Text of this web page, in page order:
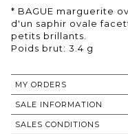
* BAGUE marguerite
d'un saphir ovale
petits brillants.
Poids brut: 3.4 g
MY ORDERS
SALE INFORMATION
SALES CONDITIONS